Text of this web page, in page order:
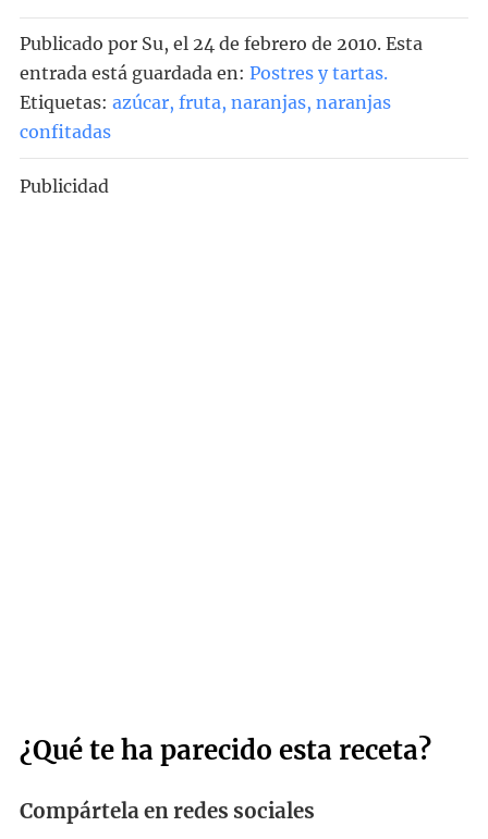
Publicado por Su, el 24 de febrero de 2010. Esta
entrada está guardada en: Postres y tartas.
Etiquetas: azúcar, fruta, naranjas, naranjas
confitadas
Publicidad
¿Qué te ha parecido esta receta?
Compártela en redes sociales